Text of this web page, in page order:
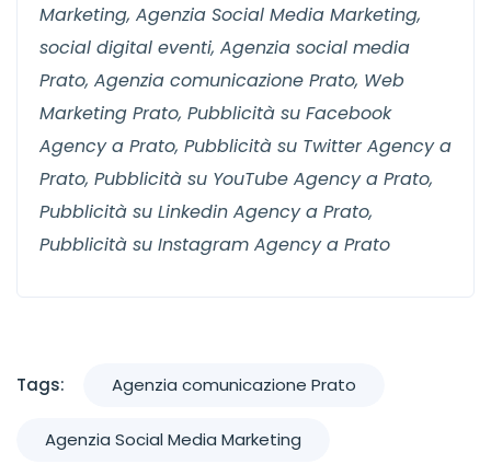
Marketing, Agenzia Social Media Marketing,
social digital eventi, Agenzia social media
Prato, Agenzia comunicazione Prato, Web
Marketing Prato, Pubblicità su Facebook
Agency a Prato, Pubblicità su Twitter Agency a
Prato, Pubblicità su YouTube Agency a Prato,
Pubblicità su Linkedin Agency a Prato,
Pubblicità su Instagram Agency a Prato
Tags: Agenzia comunicazione Prato
Agenzia Social Media Marketing